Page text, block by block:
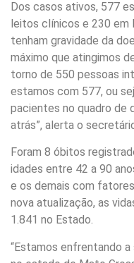
Dos casos ativos, 577
leitos clínicos e 230 em
tenham gravidade da
máximo que atingimos
torno de 550 pessoas
estamos com 577, ou
pacientes no quadro de
atrás”, alerta o
Foram 8 óbitos
idades entre 42 a 90
e os demais com
nova atualização, as
1.841 no Estado.
“Estamos enfrentando